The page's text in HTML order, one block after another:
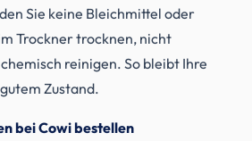
Sie keine Bleichmittel oder
Trockner trocknen, nicht
reinigen. So bleibt Ihre
Zustand.
bei Cowi bestellen